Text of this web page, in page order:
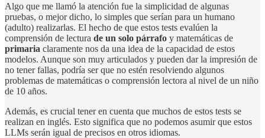
Algo que me llamó la atención fue la simplicidad de algunas
pruebas, o mejor dicho, lo simples que serían para un humano
(adulto) realizarlas. El hecho de que estos tests evalúen la
comprensión de lectura de un solo párrafo y matemáticas de
primaria claramente nos da una idea de la capacidad de estos
modelos. Aunque son muy articulados y pueden dar la impresión de
no tener fallas, podría ser que no estén resolviendo algunos
problemas de matemáticas o comprensión lectora al nivel de un niño
de 10 años.
Además, es crucial tener en cuenta que muchos de estos tests se
realizan en inglés. Esto significa que no podemos asumir que estos
LLMs serán igual de precisos en otros idiomas.